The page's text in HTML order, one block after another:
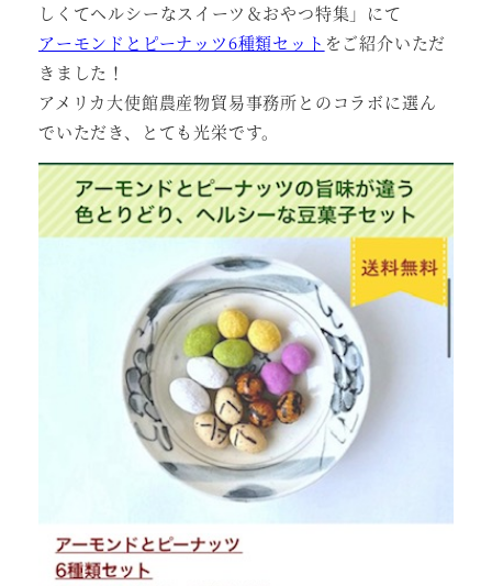
しくてヘルシーなスイーツ＆おやつ特集」にて
アーモンドとピーナッツ6種類セット をご紹介いただ
きました！
アメリカ大使館農産物貿易事務所とのコラボに選ん
でいただき、とても光栄です。